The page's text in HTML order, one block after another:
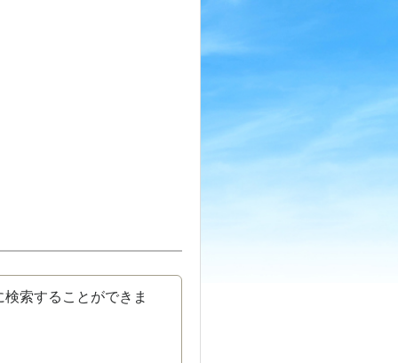
索することができま